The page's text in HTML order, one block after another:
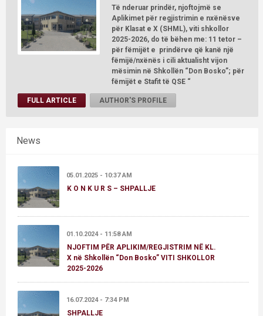
Të nderuar prindër, njoftojmë se
Aplikimet për regjistrimin e nxënësve
për Klasat e X (SHML), viti shkollor
2025-2026, do të bëhen me: 11 tetor –
për fëmijët e prindërve që kanë një
fëmijë/nxënës i cili aktualisht vijon
mësimin në Shkollën “Don Bosko”; për
fëmijët e Stafit të QSE “
FULL ARTICLE AUTHOR'S PROFILE
News
05.01.2025 - 10:37 AM
K O N K U R S – SHPALLJE
01.10.2024 - 11:58 AM
NJOFTIM PËR APLIKIM/REGJISTRIM NË KL.
X në Shkollën “Don Bosko” VITI SHKOLLOR
2025-2026
16.07.2024 - 7:34 PM
SHPALLJE